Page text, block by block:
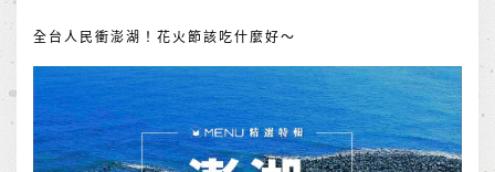
全台人民衝澎湖！花火節該吃什麼好～